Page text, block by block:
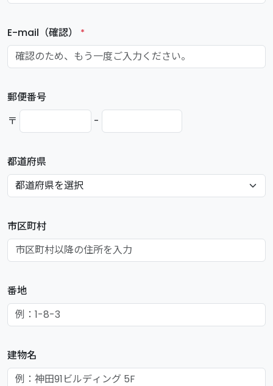
E-mail（確認） *
郵便番号
〒
-
都道府県
市区町村
番地
建物名